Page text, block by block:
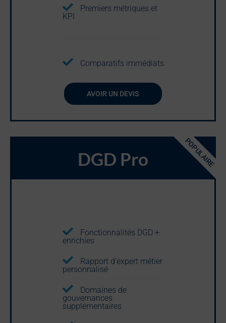
Premiers métriques et
KPI
Comparatifs immédiats
AVOIR UN DEVIS
DGD Pro
Fonctionnalités DGD +
enrichies
Rapport d'expert métier
personnalisé
Domaines de
gouvernances
supplémentaires
POPULAIRE